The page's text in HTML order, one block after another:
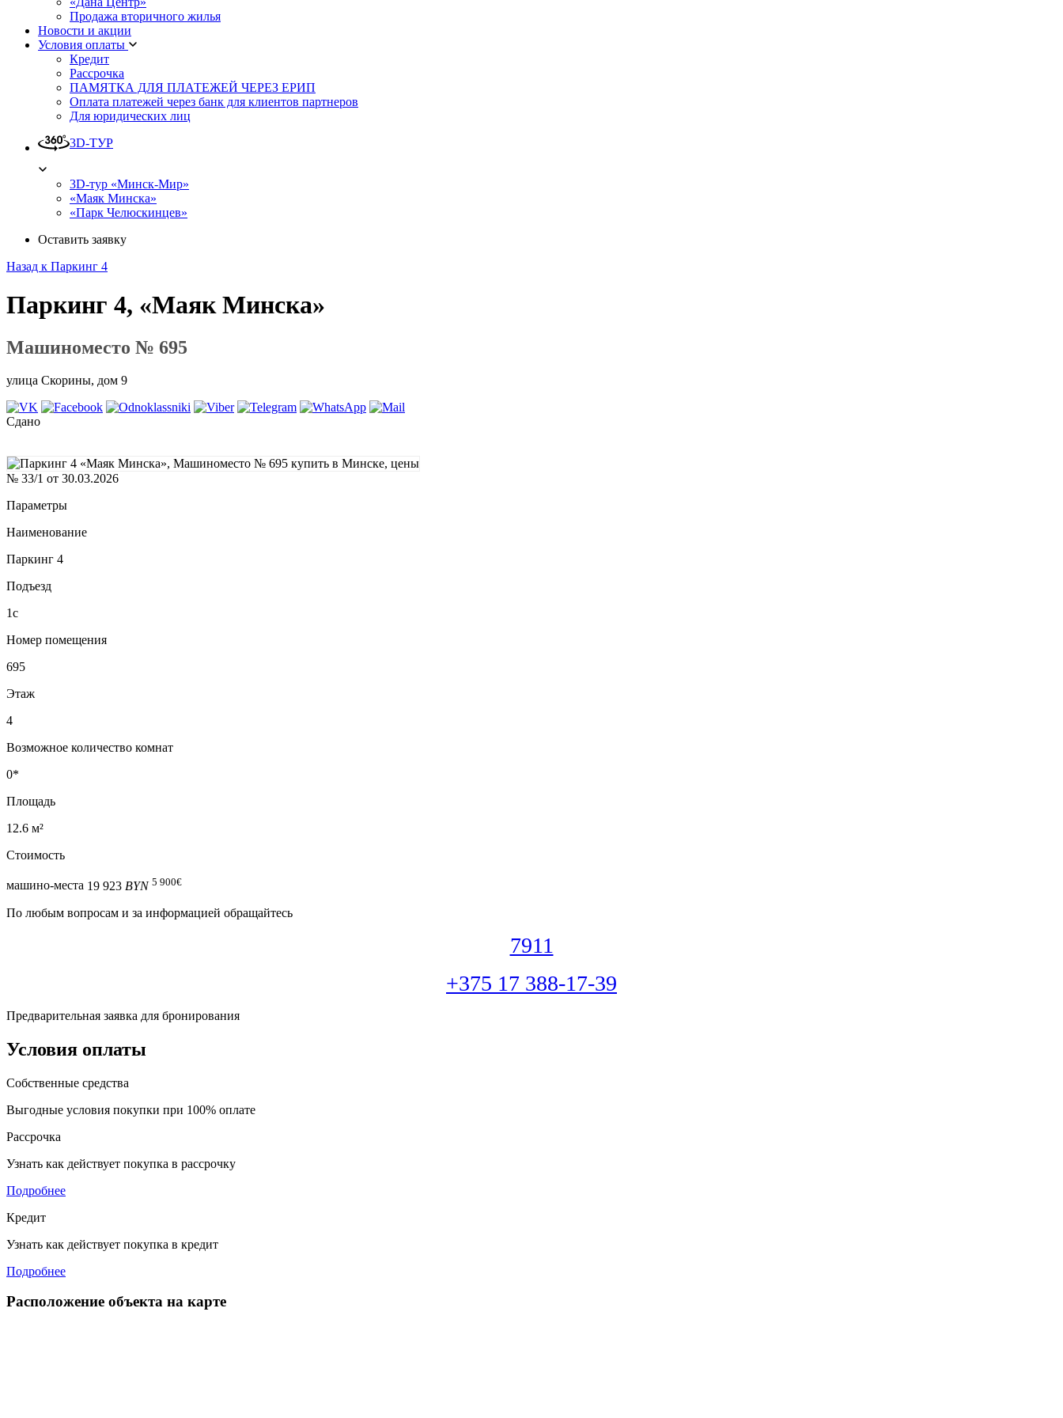
Продажа вторичного жилья
Новости и акции
Условия оплаты
Кредит
Рассрочка
ПАМЯТКА ДЛЯ ПЛАТЕЖЕЙ ЧЕРЕЗ ЕРИП
Оплата платежей через банк для клиентов партнеров
Для юридических лиц
3D-ТУР
3D-тур «Минск-Мир»
«Маяк Минска»
«Парк Челюскинцев»
Оставить заявку
Назад к Паркинг 4
Паркинг 4, «Маяк Минска»
Машиноместо № 695
улица Скорины, дом 9
Сдано
№ 33/1 от 30.03.2026
Параметры
Наименование
Паркинг 4
Подъезд
1с
Номер помещения
695
Этаж
4
Возможное количество комнат
0*
Площадь
12.6 м²
Стоимость
машино-места 19 923 BYN 5 900€
По любым вопросам и за информацией обращайтесь
7911
+375 17 388-17-39
Предварительная заявка для бронирования
Условия оплаты
Собственные средства
Выгодные условия покупки при 100% оплате
Рассрочка
Узнать как действует покупка в рассрочку
Подробнее
Кредит
Узнать как действует покупка в кредит
Подробнее
Расположение объекта на карте